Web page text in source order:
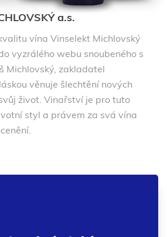
a.s.
vína Vinselekt Michlovský
vyzrálého webu snoubeného s
Michlovský, zakladatel
věnuje šlechtění nových
život. Vinařství je pro tuto
styl a právem za svá vína